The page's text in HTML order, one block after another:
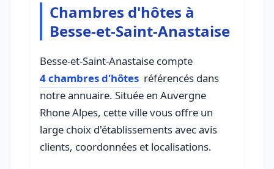
Chambres d'hôtes à
Besse-et-Saint-Anastaise
Besse-et-Saint-Anastaise compte
4 chambres d'hôtes référencés dans
notre annuaire. Située en Auvergne
Rhone Alpes, cette ville vous offre un
large choix d'établissements avec avis
clients, coordonnées et localisations.